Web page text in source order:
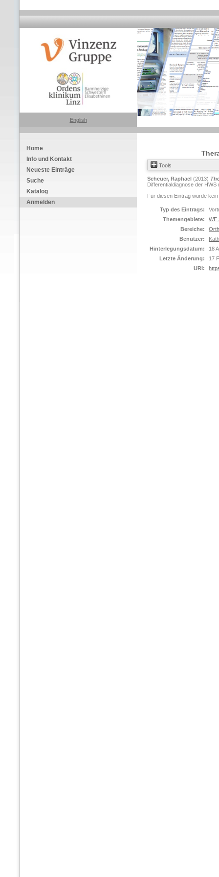
English
Home
Info und Kontakt
Neueste Einträge
Suche
Katalog
Anmelden
Tools
Scheuer, Raphael (2013)
Differentialdiagnose der
Für diesen Eintrag wurde
Typ des Eintrags:
Themengebiete:
WE
Bereiche:
Benutzer:
Hinterlegungsdatum:
18
Letzte Änderung:
17
URI: